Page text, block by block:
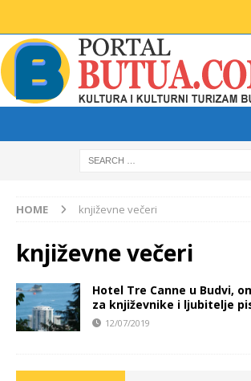
HOME književne večeri
književne večeri
Hotel Tre Canne u Budvi,
za književnike i ljubitelje
12/07/2019